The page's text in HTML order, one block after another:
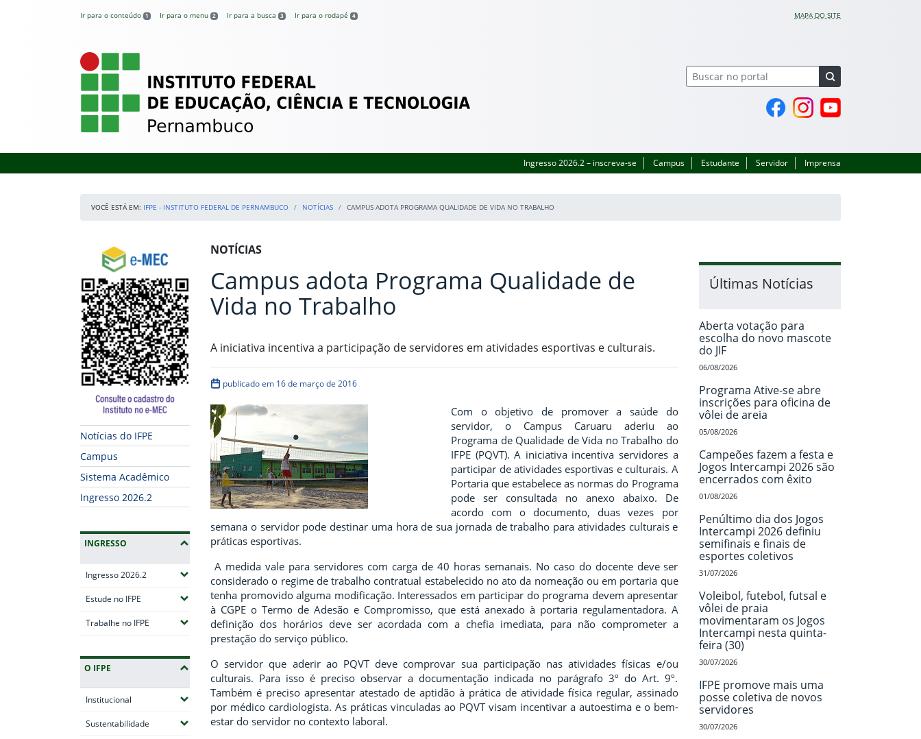
Ir para o conteúdo 1 Ir para o menu 2 Ir para a busca 3 Ir para o rodapé 4 MAPA DO SITE
IFPE – Instituto Federal de Pernambuco
Página do Facebook
Perfil no Instagram
Canal no YouTube
Ingresso 2026.2 – inscreva-se Campus Estudante Servidor Imprensa
VOCÊ ESTÁ EM: IFPE - INSTITUTO FEDERAL DE PERNAMBUCO NOTÍCIAS CAMPUS ADOTA PROGRAMA QUALIDADE DE VIDA NO TRABALHO
Início da navegação
Consulte o cadastro do Instituto no e-MEC
Notícias do IFPE
Campus
Sistema Acadêmico
Ingresso 2026.2
INGRESSO
Ingresso 2026.2 (Expandir submenus)
Estude no IFPE (Expandir submenus)
Trabalhe no IFPE (Expandir submenus)
O IFPE
Institucional (Expandir submenus)
Sustentabilidade (Expandir submenus)
Início do conteúdo
NOTÍCIAS
Campus adota Programa Qualidade de
Vida no Trabalho
A iniciativa incentiva a participação de servidores em atividades esportivas e culturais.
publicado em 16 de março de 2016
Com o objetivo de promover a saúde do
servidor, o Campus Caruaru aderiu ao
Programa de Qualidade de Vida no Trabalho do
IFPE (PQVT). A iniciativa incentiva servidores a
participar de atividades esportivas e culturais. A
Portaria que estabelece as normas do Programa
pode ser consultada no anexo abaixo. De
acordo com o documento, duas vezes por
semana o servidor pode destinar uma hora de sua jornada de trabalho para atividades culturais e
práticas esportivas.
A medida vale para servidores com carga de 40 horas semanais. No caso do docente deve ser
considerado o regime de trabalho contratual estabelecido no ato da nomeação ou em portaria que
tenha promovido alguma modificação. Interessados em participar do programa devem apresentar
à CGPE o Termo de Adesão e Compromisso, que está anexado à portaria regulamentadora. A
definição dos horários deve ser acordada com a chefia imediata, para não comprometer a
prestação do serviço público.
O servidor que aderir ao PQVT deve comprovar sua participação nas atividades físicas e/ou
culturais. Para isso é preciso observar a documentação indicada no parágrafo 3º do Art. 9º.
Também é preciso apresentar atestado de aptidão à prática de atividade física regular, assinado
por médico cardiologista. As práticas vinculadas ao PQVT visam incentivar a autoestima e o bem-
estar do servidor no contexto laboral.
Últimas Notícias
Aberta votação para
escolha do novo mascote
do JIF
06/08/2026
Programa Ative-se abre
inscrições para oficina de
vôlei de areia
05/08/2026
Campeões fazem a festa e
Jogos Intercampi 2026 são
encerrados com êxito
01/08/2026
Penúltimo dia dos Jogos
Intercampi 2026 definiu
semifinais e finais de
esportes coletivos
31/07/2026
Voleibol, futebol, futsal e
vôlei de praia
movimentaram os Jogos
Intercampi nesta quinta-
feira (30)
30/07/2026
IFPE promove mais uma
posse coletiva de novos
servidores
30/07/2026